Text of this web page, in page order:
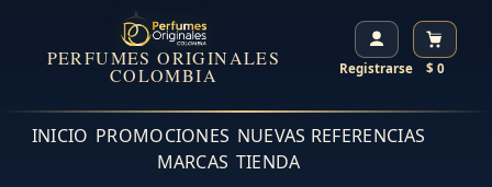
PERFUMES ORIGINALES
COLOMBIA Registrarse $ 0
INICIO PROMOCIONES NUEVAS REFERENCIAS
MARCAS TIENDA